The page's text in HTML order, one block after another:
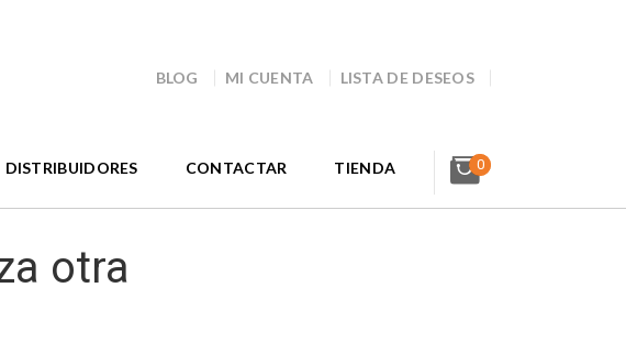
BLOG MI CUENTA LISTA DE DESEOS
DISTRIBUIDORES CONTACTAR TIENDA 0
otra